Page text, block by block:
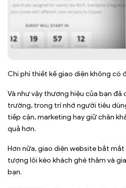
Chi phí thiết kế giao diện không có
Và như vậy thương hiệu của bạn
trường, trong trí nhớ người tiêu
tiếp cận, marketing hay giữ chân
quả hơn.
Hơn nữa, giao diện website bắt
tượng lôi kéo khách ghé thăm và
bạn.